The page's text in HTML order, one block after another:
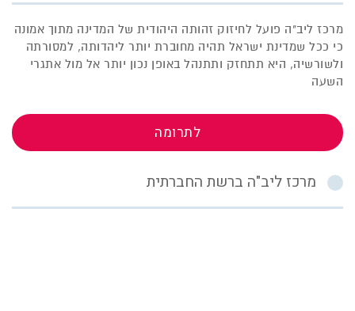
מרכז ליב"ה פועל לחיזוק זהותה היהודית של המדינה מתוך אמונה
כי ככל שמדינת ישראל תהיה מחוברת יותר ליהדותה, למסורתה
ולשורשיה, היא תתחזק ותתנהל באופן נכון יותר אל מול אתגרי
השעה
לתרומה
מרכז ליב"ה ברשת החברתית